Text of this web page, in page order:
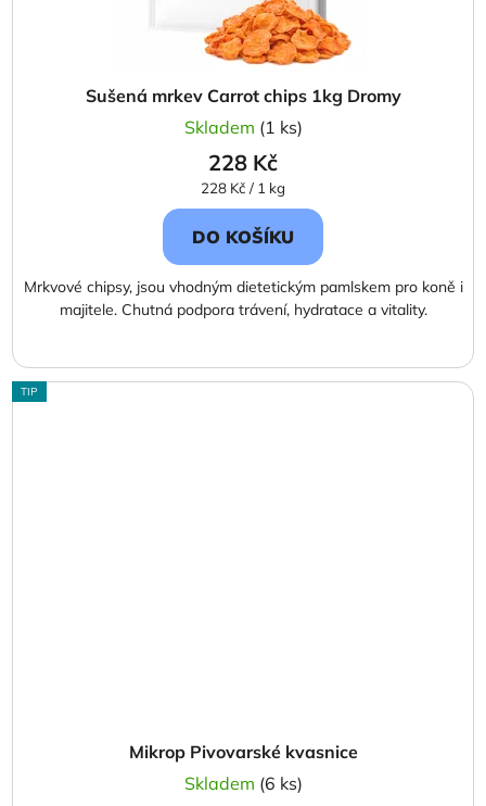
Sušená mrkev Carrot chips 1kg Dromy
Skladem (1 ks)
228 Kč
Měrná
cena:
228 Kč / 1 kg
DO KOŠÍKU
Mrkvové chipsy, jsou vhodným dietetickým pamlskem pro koně i
majitele. Chutná podpora trávení, hydratace a vitality.
TIP
Mikrop Pivovarské kvasnice
Skladem (6 ks)